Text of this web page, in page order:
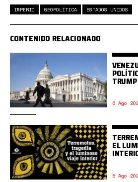
IMPERIO GEOPOLÍTICA ESTADOS UNIDOS
CONTENIDO RELACIONADO
TRUMP
6 Ago
EL
5 Ago